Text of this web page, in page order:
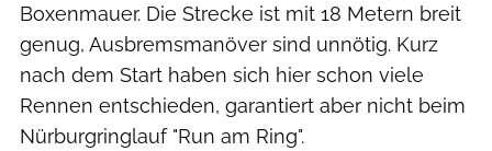
Boxenmauer. Die Strecke ist mit 18 Metern breit
genug, Ausbremsmanöver sind unnötig. Kurz
nach dem Start haben sich hier schon viele
Rennen entschieden, garantiert aber nicht beim
Nürburgringlauf "Run am Ring".